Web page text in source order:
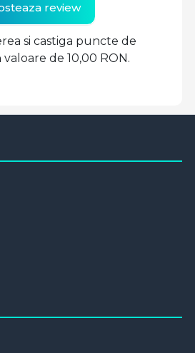
review
si castiga puncte de
valoare de 10,00 RON.